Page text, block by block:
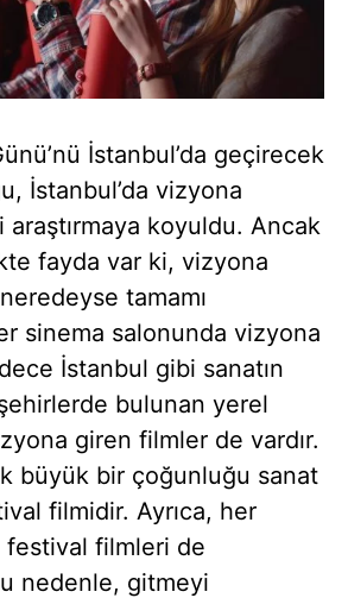
İstanbul’da geçirecek
İstanbul’da vizyona
koyuldu. Ancak
fayda var ki, vizyona
tamamı
sinema salonunda vizyona
İstanbul gibi sanatın
bulunan yerel
giren filmler de vardır.
büyük bir çoğunluğu sanat
filmidir. Ayrıca, her
festival filmleri de
nedenle, gitmeyi